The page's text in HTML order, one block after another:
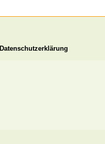
Datenschutzerklärung